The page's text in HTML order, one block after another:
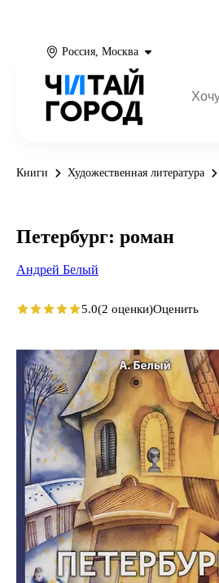
Россия, Москва
Книги Художественная литература
Петербург: роман
Андрей Белый
5.0(2 оценки)Оценить